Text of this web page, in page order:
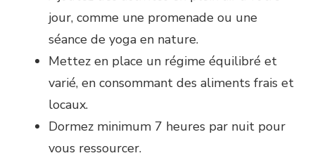
jour, comme une promenade ou une
séance de yoga en nature.
Mettez en place un régime équilibré et
varié, en consommant des aliments frais et
locaux.
Dormez minimum 7 heures par nuit pour
vous ressourcer.